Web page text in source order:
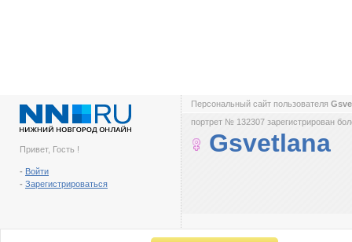
Привет, Гость !
- Войти
- Зарегистрироваться
Персональный сайт пользователя
портрет № 132307 зарегистрирован
Gsvetlana